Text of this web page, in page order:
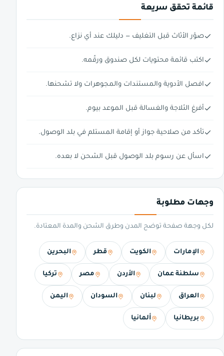
قائمة تحقق سريعة
صوّر الأثاث قبل التغليف — دليلك عند أي نزاع.
اكتب قائمة محتويات لكل صندوق ورقّمه.
افصل الأدوية والمستندات والمجوهرات ولا تشحنها.
أفرغ الثلاجة والغسالة قبل الموعد بيوم.
تأكد من صلاحية جواز أو إقامة المستلم في بلد الوصول.
اسأل عن رسوم بلد الوصول قبل الشحن لا بعده.
وجهات مطلوبة
لكل وجهة صفحة توضح المدن وطرق الشحن والمدة المعتادة.
الإمارات الكويت قطر البحرين
سلطنة عمان الأردن مصر تركيا
العراق لبنان السودان اليمن
بريطانيا ألمانيا